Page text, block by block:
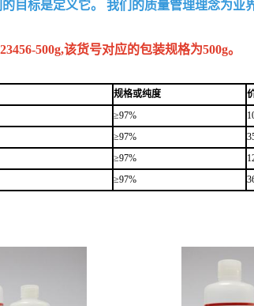
目标是定义它。 我们的质量管理理念为
500g,该货号对应的包装规格为500g。
规格或纯度
≥97%
≥97%
≥97%
≥97%